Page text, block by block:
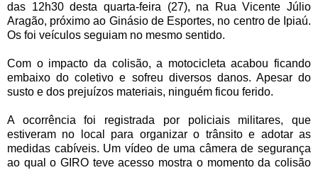
das 12h30 desta quarta-feira (27), na Rua Vicente Júlio
Aragão, próximo ao Ginásio de Esportes, no centro de Ipiaú.
Os foi veículos seguiam no mesmo sentido.
Com o impacto da colisão, a motocicleta acabou ficando
embaixo do coletivo e sofreu diversos danos. Apesar do
susto e dos prejuízos materiais, ninguém ficou ferido.
A ocorrência foi registrada por policiais militares, que
estiveram no local para organizar o trânsito e adotar as
medidas cabíveis. Um vídeo de uma câmera de segurança
ao qual o GIRO teve acesso mostra o momento da colisão